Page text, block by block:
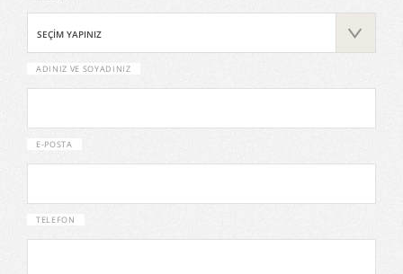
ADINIZ VE SOYADINIZ
E-POSTA
TELEFON